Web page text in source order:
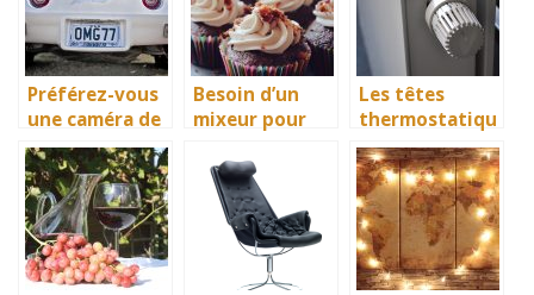
Préférez-vous
une caméra de
recul filaire ou
sans fil?
Besoin d’un
mixeur pour
pâtissièries?
Les têtes
thermostatiqu
es, des
véritables
régulateur de
température